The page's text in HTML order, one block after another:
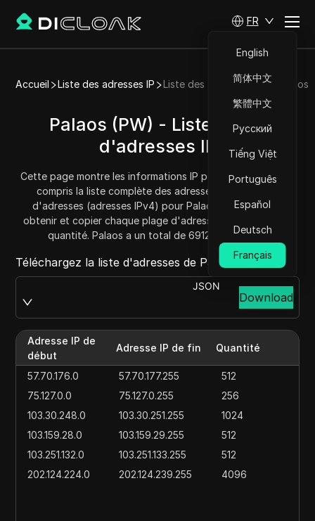
FR
English
简体中文
繁體中文
Русский
Tiếng Việt
Português
Español
Deutsch
Français
Accueil Liste des adresses IP Liste des adresses IP de Palaos
Palaos (PW) - Liste/Plage
d'adresses IP
Cette page montre les informations IP pour Palaos (PW), y
compris la liste complète des adresses IP et la plage
d'adresses (adresses IPv4) pour Palaos. Vous pouvez
obtenir et copier chaque plage d'adresses et connaître la
quantité. Palaos a un total de 6912 adresses IP.
Téléchargez la liste d'adresses de Palaos depuis :
JSON
Download
Adresse IP de
début
Adresse IP de fin Quantité
57.70.176.0 57.70.177.255
512
75.127.0.0
75.127.0.255
256
103.30.248.0
103.30.251.255
1024
103.159.28.0
103.159.29.255
512
103.251.132.0
103.251.133.255
512
202.124.224.0
202.124.239.255 4096